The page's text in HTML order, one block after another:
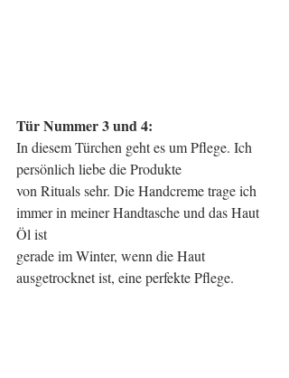
Tür Nummer 3 und 4:
In diesem Türchen geht es um Pflege. Ich
persönlich liebe die Produkte
von Rituals sehr. Die Handcreme trage ich
immer in meiner Handtasche und das Haut
Öl ist
gerade im Winter, wenn die Haut
ausgetrocknet ist, eine perfekte Pflege.